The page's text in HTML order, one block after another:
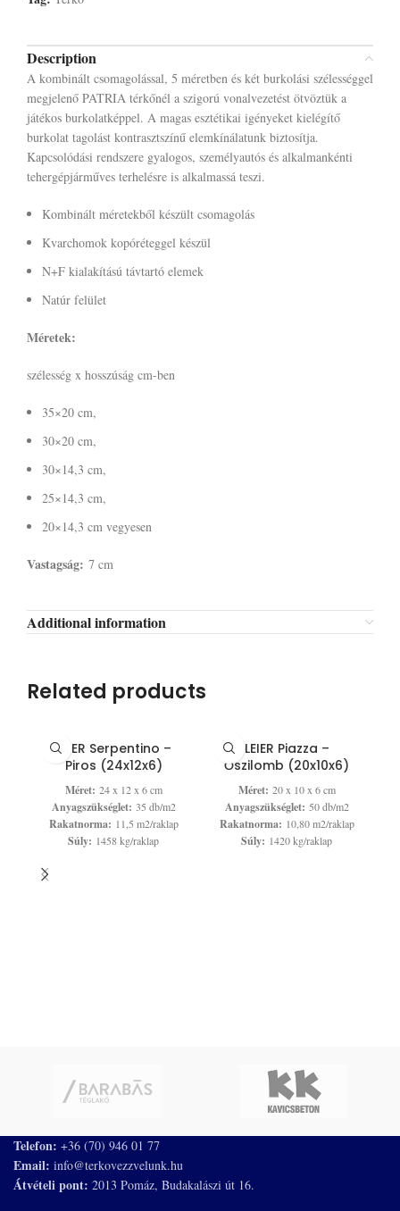
Description
A kombinált csomagolással, 5 méretben és két burkolási szélességgel
megjelenő PATRIA térkőnél a szigorú vonalvezetést ötvöztük a
játékos burkolatképpel. A magas esztétikai igényeket kielégítő
burkolat tagolást kontrasztszínű elemkínálatunk biztosítja.
Kapcsolódási rendszere gyalogos, személyautós és alkalmankénti
tehergépjárműves terhelésre is alkalmassá teszi.
Kombinált méretekből készült csomagolás
Kvarchomok kopóréteggel készül
N+F kialakítású távtartó elemek
Natúr felület
Méretek:
szélesség x hosszúság cm-ben
35×20 cm,
30×20 cm,
30×14,3 cm,
25×14,3 cm,
20×14,3 cm vegyesen
Vastagság: 7 cm
Additional information
Related products
LEIER Serpentino –
Piros (24x12x6)
Méret: 24 x 12 x 6 cm
Anyagszükséglet: 35 db/m2
Rakatnorma: 11,5 m2/raklap
Súly: 1458 kg/raklap
LEIER Piazza –
Őszilomb (20x10x6)
Méret: 20 x 10 x 6 cm
Anyagszükséglet: 50 db/m2
Rakatnorma: 10,80 m2/raklap
Súly: 1420 kg/raklap
Telefon: +36 (70) 946 01 77
Email: info@terkovezzvelunk.hu
Átvételi pont: 2013 Pomáz, Budakalászi út 16.